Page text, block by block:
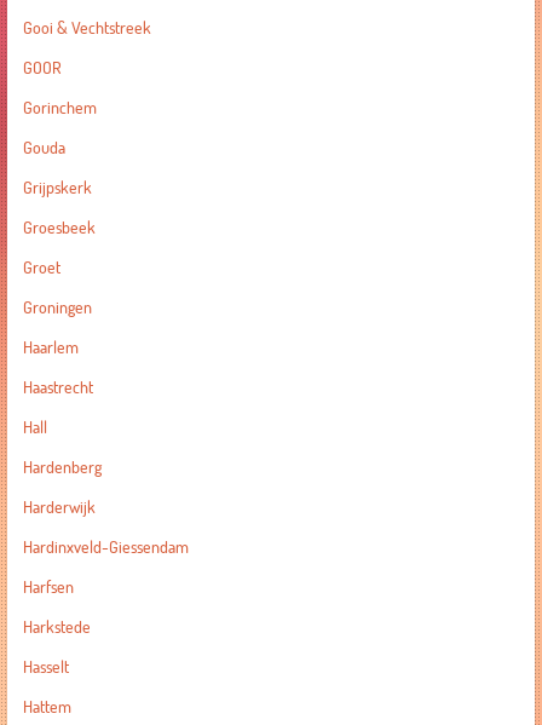
Gooi & Vechtstreek
GOOR
Gorinchem
Gouda
Grijpskerk
Groesbeek
Groet
Groningen
Haarlem
Haastrecht
Hall
Hardenberg
Harderwijk
Hardinxveld-Giessendam
Harfsen
Harkstede
Hasselt
Hattem